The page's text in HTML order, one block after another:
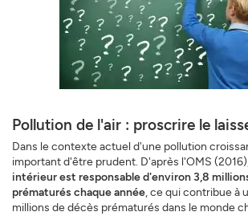
Pollution de l'air : proscrire le
Dans le contexte actuel d'une pollution
important d'être prudent. D'après l'OMS
intérieur est responsable d'environ 3,8
prématurés chaque année, ce qui contribue à
millions de décès prématurés dans le monde